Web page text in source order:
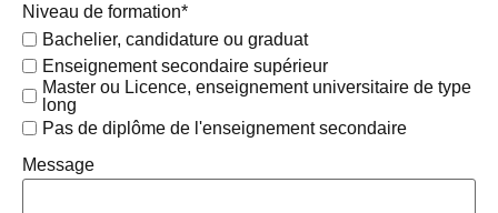
Niveau de formation*
Bachelier, candidature ou graduat
Enseignement secondaire supérieur
Master ou Licence, enseignement universitaire de type
long
Pas de diplôme de l'enseignement secondaire
Message